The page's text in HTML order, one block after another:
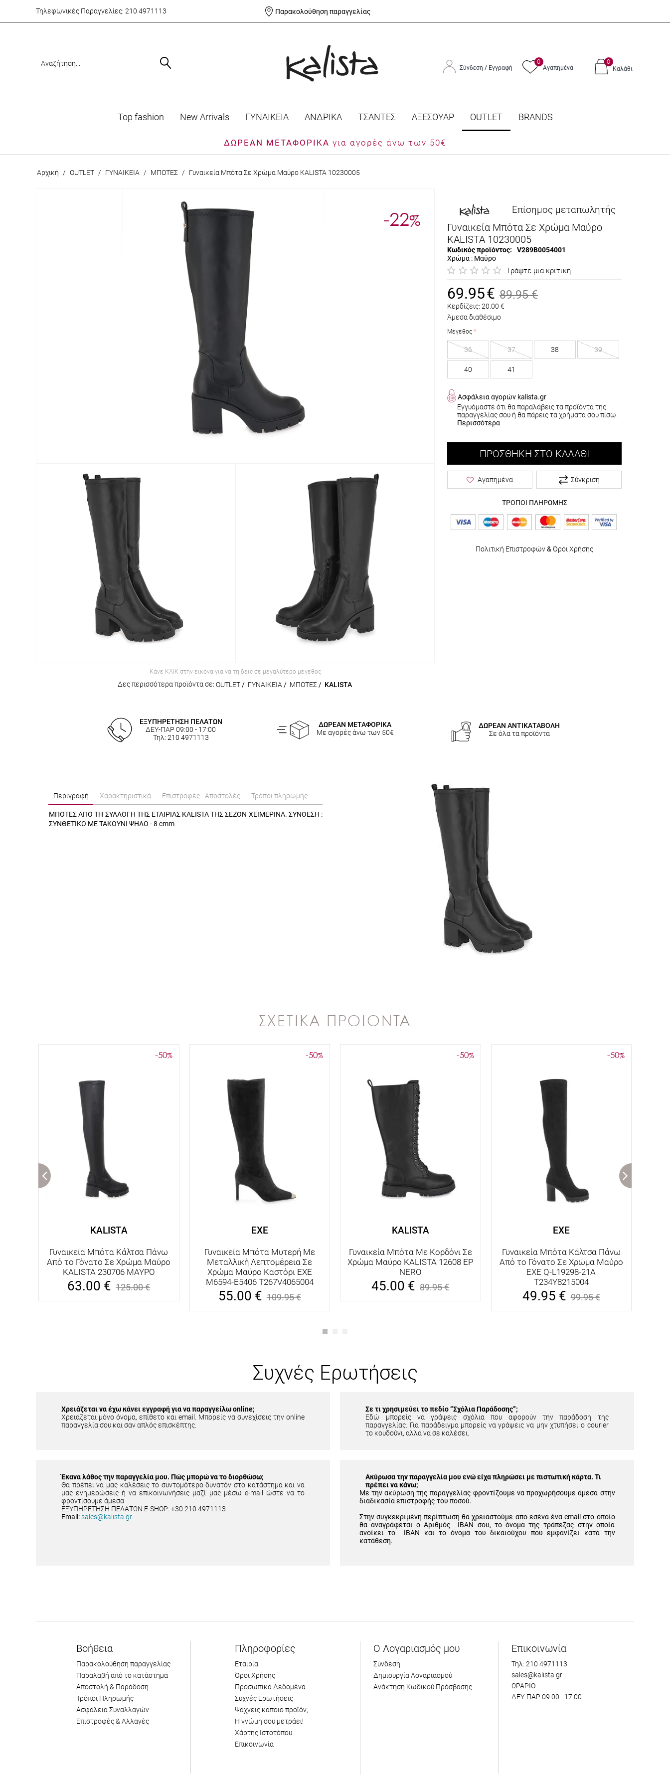
Τηλεφωνικές Παραγγελίες: 210 4971113 Παρακολούθηση παραγγελίας
Σύνδεση / Εγγραφή
0
Αγαπημένα
0
Καλάθι
Top fashion Νew Arrivals ΓΥΝΑΙΚΕΙΑ ΑΝΔΡΙΚΑ ΤΣΑΝΤΕΣ ΑΞΕΣΟΥΑΡ OUTLET BRANDS
ΔΩΡΕΑΝ ΜΕΤΑΦΟΡΙΚΑ για αγορές άνω των 50€
Αρχική / OUTLET / ΓΥΝΑΙΚΕΙΑ / ΜΠΟΤΕΣ / Γυναικεία Μπότα Σε Χρώμα Μαύρο KALISTA 10230005
-22%
Κάνε ΚΛΙΚ στην εικόνα για να τη δεις σε μεγαλύτερο μέγεθος
Δες περισσότερα προϊόντα σε: OUTLET / ΓΥΝΑΙΚΕΙΑ / ΜΠΟΤΕΣ / KALISTA
Επίσημος μεταπωλητής
Γυναικεία Μπότα Σε Χρώμα Μαύρο
KALISTA 10230005
Κωδικός προϊόντος:
V289B0054001
Χρώμα : Μαύρο
Γράψτε μια κριτική
69.95€ 89.95 €
Κερδίζεις: 20.00 €
Άμεσα διαθέσιμο
Μέγεθος
36 37 38 39
40 41
Ασφάλεια αγορών kalista.gr
Εγγυόμαστε ότι θα παραλάβεις τα προϊόντα της
παραγγελίας σου ή θα πάρεις τα χρήματα σου πίσω.
Περισσότερα
ΠΡΟΣΘΉΚΗ ΣΤΟ ΚΑΛΆΘΙ
Αγαπημένα Σύγκριση
ΤΡΟΠΟΙ ΠΛΗΡΩΜΗΣ
Πολιτική Επιστροφών& Όροι Χρήσης
ΕΞΥΠΗΡΕΤΗΣΗ ΠΕΛΑΤΩΝ
ΔΕΥ-ΠΑΡ 09:00 - 17:00
Τηλ: 210 4971113
ΔΩΡΕΑΝ ΜΕΤΑΦΟΡΙΚΑ
Με αγορές άνω των 50€
ΔΩΡΕΑΝ ΑΝΤΙΚΑΤΑΒΟΛΗ
Σε όλα τα προϊόντα
Περιγραφή Χαρακτηριστικά Επιστροφές - Αποστολές Τρόποι πληρωμής
ΜΠΟΤΕΣ ΑΠΟ ΤΗ ΣΥΛΛΟΓΗ ΤΗΣ ΕΤΑΙΡΙΑΣ KALISTA ΤΗΣ ΣΕΖΟΝ ΧΕΙΜΕΡΙΝΑ. ΣΥΝΘΕΣΗ :
ΣΥΝΘΕΤΙΚΟ ΜΕ ΤΑΚΟΥΝΙ ΨΗΛΟ - 8 cmm
ΣΧΕΤΙΚΑ ΠΡΟΙΟΝΤΑ
-50%
KALISTA
Γυναικεία Μπότα Κάλτσα Πάνω
Από το Γόνατο Σε Χρώμα Μαύρο
KALISTA 230706 ΜΑΥΡΟ
63.00 € 125.00€
-50%
EXE
Γυναικεία Μπότα Μυτερή Με
Μεταλλική Λεπτομέρεια Σε
Χρώμα Μαύρο Καστόρι EXE
M6594-E5406 T267V4065004
55.00 € 109.95€
-50%
KALISTA
Γυναικεία Μπότα Με Κορδόνι Σε
Χρώμα Μαύρο KALISTA 12608 EP
NERO
45.00 € 89.95€
-50%
EXE
Γυναικεία Μπότα Κάλτσα Πάνω
Από το Γόνατο Σε Χρώμα Μαύρο
EXE Q-L19298-21A
T234Y8215004
49.95 € 99.95€
Συχνές Ερωτήσεις
Χρειάζεται να έχω κάνει εγγραφή για να παραγγείλω online;
Χρειάζεται μόνο όνομα, επίθετο και email. Μπορείς να συνεχίσεις την online
παραγγελία σου και σαν απλός επισκέπτης.
Σε τι χρησιμεύει το πεδίο “Σχόλια Παράδοσης”;
Εδώ μπορείς να γράψεις σχόλια που αφορούν την παράδοση της
παραγγελίας. Για παράδειγμα μπορείς να γράψεις να μην χτυπήσει ο courier
το κουδούνι, αλλά να σε καλέσει.
Έκανα λάθος την παραγγελία μου. Πώς μπορώ να το διορθώσω;
Θα πρέπει να μας καλέσεις το συντομότερο δυνατόν στο κατάστημα και να
μας ενημερώσεις ή να επικοινωνήσεις μαζί μας μέσω e-mail ώστε να το
φροντίσουμε άμεσα.
ΕΞΥΠΗΡΕΤΗΣΗ ΠΕΛΑΤΩΝ E-SHOP: +30 210 4971113
Email: sales@kalista.gr
Ακύρωσα την παραγγελία μου ενώ είχα πληρώσει με πιστωτική κάρτα. Τι
πρέπει να κάνω;
Με την ακύρωση της παραγγελίας φροντίζουμε να προχωρήσουμε άμεσα στην
διαδικασία επιστροφής του ποσού.
Στην συγκεκριμένη περίπτωση θα χρειαστούμε απο εσένα ένα email στο οποίο
θα αναγράφεται ο Αριθμός IBAN σου, το όνομα της τράπεζας στην οποία
ανοίκει το IBAN και το όνομα του δικαιούχου που εμφανίζει κατά την
κατάθεση.
Βοήθεια
Παρακολούθηση παραγγελίας
Παραλαβή από το κατάστημα
Αποστολή & Παράδοση
Τρόποι Πληρωμής
Ασφάλεια Συναλλαγών
Επιστροφές & Αλλαγές
Πληροφορίες
Εταιρία
Όροι Χρήσης
Προσωπικά Δεδομένα
Συχνές Ερωτήσεις
Ψάχνεις κάποιο προϊόν;
Η γνώμη σου μετράει!
Χάρτης Ιστοτόπου
Επικοινωνία
Ο Λογαριασμός μου
Σύνδεση
Δημιουργία Λογαριασμού
Ανάκτηση Κωδικού Πρόσβασης
Επικοινωνία
Τηλ: 210 4971113
sales@kalista.gr
ΩΡΑΡΙΟ
ΔΕΥ-ΠΑΡ 09:00 - 17:00